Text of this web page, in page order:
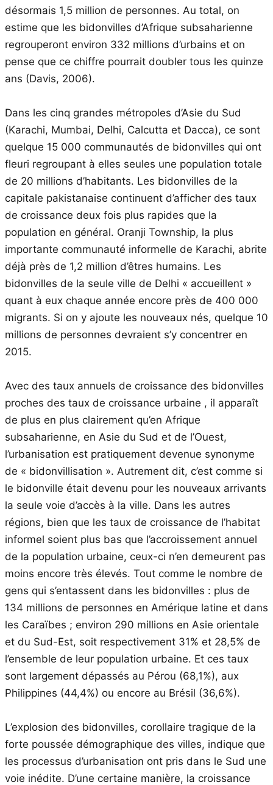
désormais 1,5 million de personnes. Au total, on
estime que les bidonvilles d’Afrique subsaharienne
regrouperont environ 332 millions d’urbains et on
pense que ce chiffre pourrait doubler tous les quinze
ans (Davis, 2006).
Dans les cinq grandes métropoles d’Asie du Sud
(Karachi, Mumbai, Delhi, Calcutta et Dacca), ce sont
quelque 15 000 communautés de bidonvilles qui ont
fleuri regroupant à elles seules une population totale
de 20 millions d’habitants. Les bidonvilles de la
capitale pakistanaise continuent d’afficher des taux
de croissance deux fois plus rapides que la
population en général. Oranji Township, la plus
importante communauté informelle de Karachi, abrite
déjà près de 1,2 million d’êtres humains. Les
bidonvilles de la seule ville de Delhi « accueillent »
quant à eux chaque année encore près de 400 000
migrants. Si on y ajoute les nouveaux nés, quelque 10
millions de personnes devraient s’y concentrer en
2015.
Avec des taux annuels de croissance des bidonvilles
proches des taux de croissance urbaine , il apparaît
de plus en plus clairement qu’en Afrique
subsaharienne, en Asie du Sud et de l’Ouest,
l’urbanisation est pratiquement devenue synonyme
de « bidonvillisation ». Autrement dit, c’est comme si
le bidonville était devenu pour les nouveaux arrivants
la seule voie d’accès à la ville. Dans les autres
régions, bien que les taux de croissance de l’habitat
informel soient plus bas que l’accroissement annuel
de la population urbaine, ceux-ci n’en demeurent pas
moins encore très élevés. Tout comme le nombre de
gens qui s’entassent dans les bidonvilles : plus de
134 millions de personnes en Amérique latine et dans
les Caraïbes ; environ 290 millions en Asie orientale
et du Sud-Est, soit respectivement 31% et 28,5% de
l’ensemble de leur population urbaine. Et ces taux
sont largement dépassés au Pérou (68,1%), aux
Philippines (44,4%) ou encore au Brésil (36,6%).
L’explosion des bidonvilles, corollaire tragique de la
forte poussée démographique des villes, indique que
les processus d’urbanisation ont pris dans le Sud une
voie inédite. D’une certaine manière, la croissance